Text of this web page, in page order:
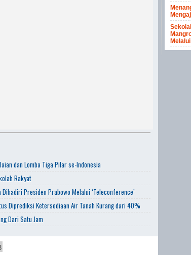
dan Lomba Tiga Pilar se-Indonesia
Rakyat
Presiden Prabowo Melalui ‘Teleconference’
Diprediksi Ketersediaan Air Tanah Kurang dari 40%
Dari Satu Jam